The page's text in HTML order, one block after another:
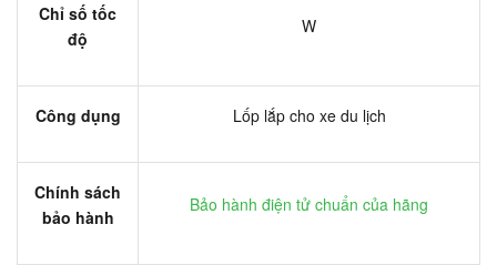
Chỉ số tốc
độ
W
Công dụng Lốp lắp cho xe du lịch
Chính sách
bảo hành
Bảo hành điện tử chuẩn của hãng